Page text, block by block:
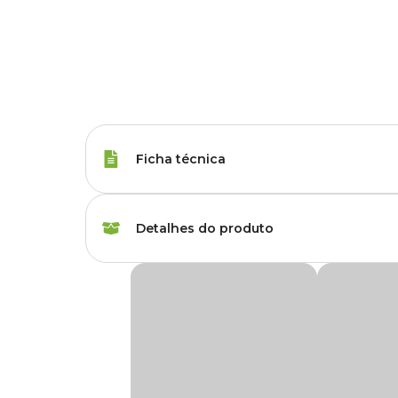
Ficha técnica
Gênero Unissex
Detalhes do produto